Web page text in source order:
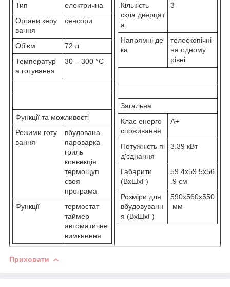
Тип
електрична
Органи керу
вання
сенсори
Об'єм
72 л
Температур
а готування
30 – 300 °C
Функції та можливості
Режими готу
вання
вбудована
пароварка
гриль
конвекція
термощуп
своя
програма
Функції
термостат
таймер
автоматичне
вимкнення
Кількість
скла дверцят
а
3
Напрямні де
ка
телескопічні
на одному
рівні
Загальна
Клас енерго
споживання
A+
Потужність пі
д'єднання
3.39 кВт
Габарити
(ВхШхГ)
59.4x59.5x56
.9 см
Розміри для
вбудовуванн
я (ВхШхГ)
590x560x550
мм
Приховати